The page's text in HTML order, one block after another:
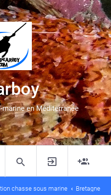
en Méditerranée
chasse sous marine Bretagne